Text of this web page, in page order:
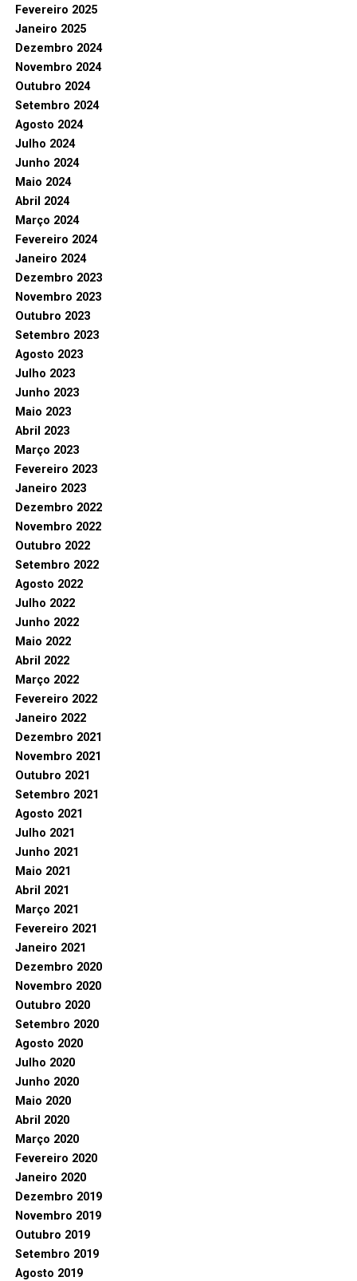
Fevereiro 2025
Janeiro 2025
Dezembro 2024
Novembro 2024
Outubro 2024
Setembro 2024
Agosto 2024
Julho 2024
Junho 2024
Maio 2024
Abril 2024
Março 2024
Fevereiro 2024
Janeiro 2024
Dezembro 2023
Novembro 2023
Outubro 2023
Setembro 2023
Agosto 2023
Julho 2023
Junho 2023
Maio 2023
Abril 2023
Março 2023
Fevereiro 2023
Janeiro 2023
Dezembro 2022
Novembro 2022
Outubro 2022
Setembro 2022
Agosto 2022
Julho 2022
Junho 2022
Maio 2022
Abril 2022
Março 2022
Fevereiro 2022
Janeiro 2022
Dezembro 2021
Novembro 2021
Outubro 2021
Setembro 2021
Agosto 2021
Julho 2021
Junho 2021
Maio 2021
Abril 2021
Março 2021
Fevereiro 2021
Janeiro 2021
Dezembro 2020
Novembro 2020
Outubro 2020
Setembro 2020
Agosto 2020
Julho 2020
Junho 2020
Maio 2020
Abril 2020
Março 2020
Fevereiro 2020
Janeiro 2020
Dezembro 2019
Novembro 2019
Outubro 2019
Setembro 2019
Agosto 2019